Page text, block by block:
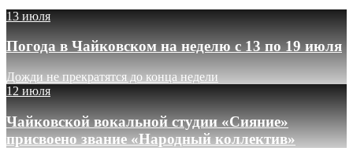
13 июля
Погода в Чайковском на неделю с 13 по 19 июля
Дожди не прекратятся до конца недели
12 июля
Чайковской вокальной студии «Сияние»
присвоено звание «Народный коллектив»